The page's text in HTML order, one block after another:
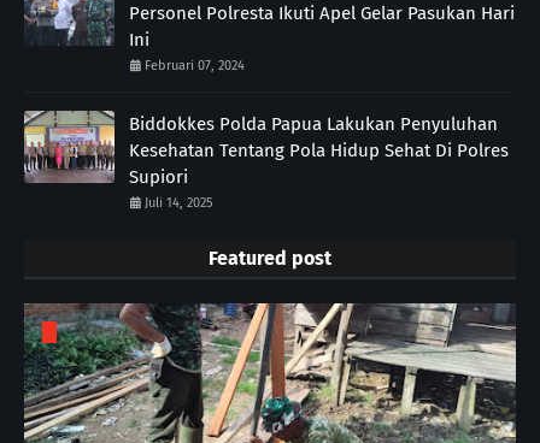
Personel Polresta Ikuti Apel Gelar Pasukan Hari
Ini
Februari 07, 2024
Biddokkes Polda Papua Lakukan Penyuluhan
Kesehatan Tentang Pola Hidup Sehat Di Polres
Supiori
Juli 14, 2025
Featured post